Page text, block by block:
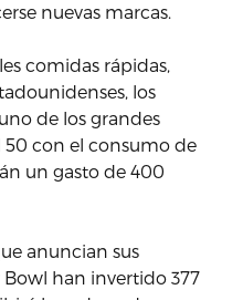
nuevas marcas.
comidas rápidas,
los
de los grandes
con el consumo de
un gasto de 400
anuncian sus
han invertido 377